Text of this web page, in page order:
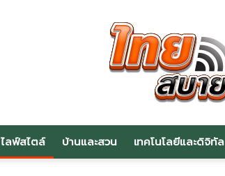
ไลฟ์สไตล์ บ้านและสวน เทคโนโลยีและดิจิทัล